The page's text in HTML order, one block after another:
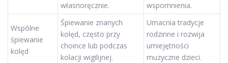
własnoręcznie.
wspomnienia.
Wspólne
śpiewanie
kolęd
Śpiewanie znanych
kolęd, często przy
choince lub podczas
kolacji wigilijnej.
Umacnia tradycje
rodzinne i rozwija
umiejętności
muzyczne dzieci.